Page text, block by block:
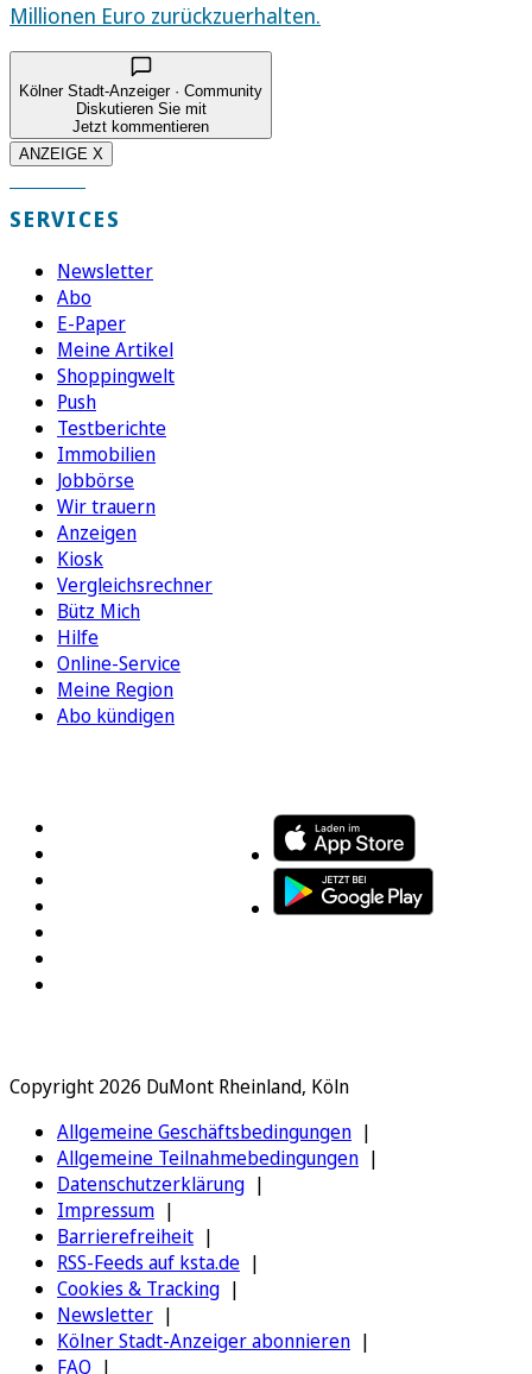
Millionen Euro zurückzuerhalten.
Kölner Stadt-Anzeiger · Community
Diskutieren Sie mit
Jetzt kommentieren
ANZEIGE X
SERVICES
Newsletter
Abo
E-Paper
Meine Artikel
Shoppingwelt
Push
Testberichte
Immobilien
Jobbörse
Wir trauern
Anzeigen
Kiosk
Vergleichsrechner
Bütz Mich
Hilfe
Online-Service
Meine Region
Abo kündigen
Copyright 2026 DuMont Rheinland, Köln
Allgemeine Geschäftsbedingungen
Allgemeine Teilnahmebedingungen
Datenschutzerklärung
Impressum
Barrierefreiheit
RSS-Feeds auf ksta.de
Cookies & Tracking
Newsletter
Kölner Stadt-Anzeiger abonnieren
FAQ